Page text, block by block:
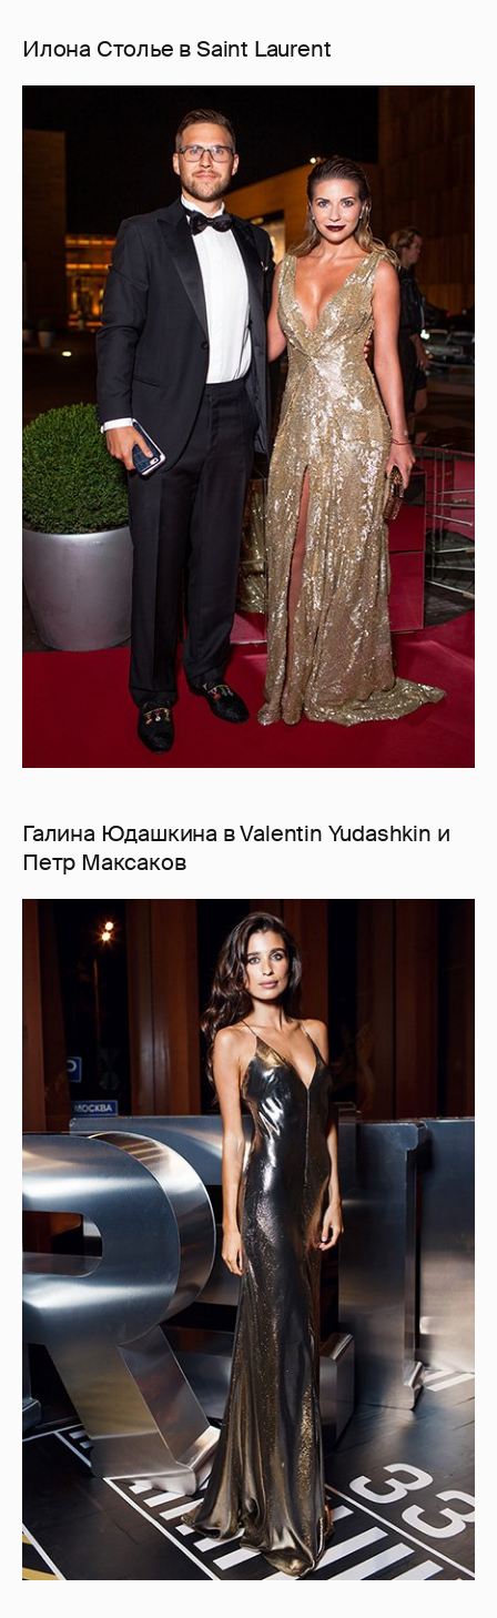
Илона Столье в Saint Laurent
Галина Юдашкина в Valentin Yudashkin и
Петр Максаков